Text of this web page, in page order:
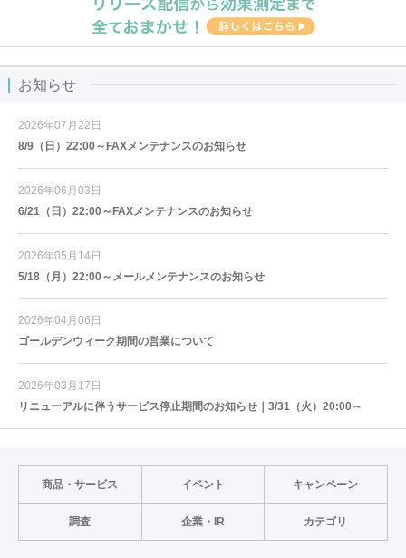
お知らせ
2026年07月22日
8/9（日）22:00～FAXメンテナンスのお知らせ
2026年06月03日
6/21（日）22:00～FAXメンテナンスのお知らせ
2026年05月14日
5/18（月）22:00～メールメンテナンスのお知らせ
2026年04月06日
ゴールデンウィーク期間の営業について
2026年03月17日
リニューアルに伴うサービス停止期間のお知らせ｜3/31（火）20:00～
商品・サービス イベント キャンペーン
調査 企業・IR カテゴリ